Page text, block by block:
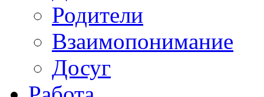
Родители
Взаимопонимание
Досуг